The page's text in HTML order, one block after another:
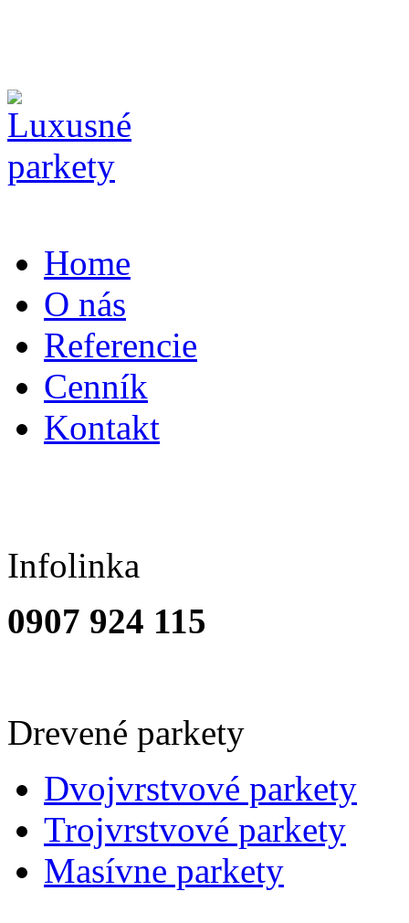
Home
O nás
Referencie
Cenník
Kontakt
Infolinka
0907 924 115
Drevené parkety
Dvojvrstvové parkety
Trojvrstvové parkety
Masívne parkety